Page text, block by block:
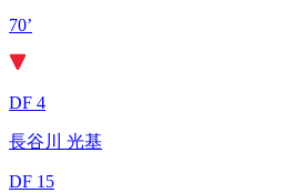
70’
DF 4
長谷川 光基
DF 15